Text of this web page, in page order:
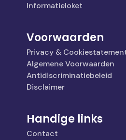
Informatieloket
Voorwaarden
Privacy &
Algemene Voorwaarden
Antidiscriminatiebeleid
Disclaimer
Handige links
Contact